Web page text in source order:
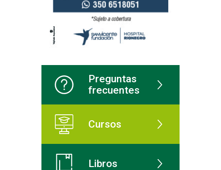
Preguntas
frecuentes
Cursos
Libros